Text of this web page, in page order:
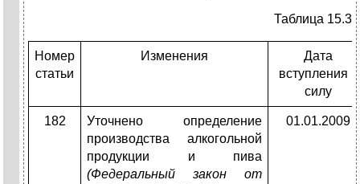
Таблица 15.3
Номер
статьи
Изменения
Дата
вступления в
силу
182
Уточнено определение
производства алкогольной
продук­ции и пива
(Федеральный закон от
01.01.2009